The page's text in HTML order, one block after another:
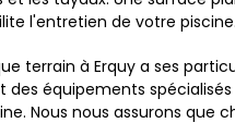
l'entretien de votre piscine.
terrain à Erquy a ses
des équipements
Nous nous assurons que